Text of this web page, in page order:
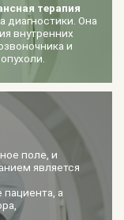
терапия
диагностики. Она
внутренних
и
поле, и
является
а